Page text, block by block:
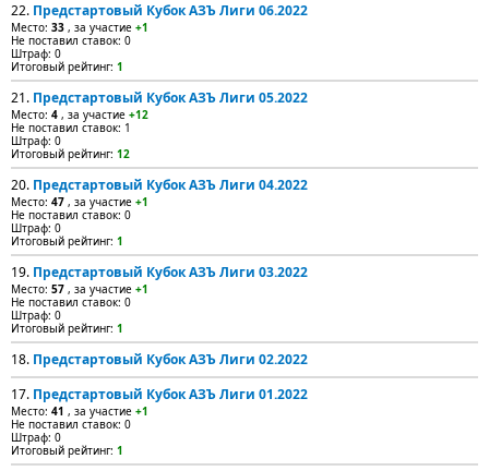
22. Предстартовый Кубок АЗЪ Лиги 06.2022
Место: 33 , за участие +1
Не поставил ставок: 0
Штраф: 0
Итоговый рейтинг: 1
21. Предстартовый Кубок АЗЪ Лиги 05.2022
Место: 4 , за участие +12
Не поставил ставок: 1
Штраф: 0
Итоговый рейтинг: 12
20. Предстартовый Кубок АЗЪ Лиги 04.2022
Место: 47 , за участие +1
Не поставил ставок: 0
Штраф: 0
Итоговый рейтинг: 1
19. Предстартовый Кубок АЗЪ Лиги 03.2022
Место: 57 , за участие +1
Не поставил ставок: 0
Штраф: 0
Итоговый рейтинг: 1
18. Предстартовый Кубок АЗЪ Лиги 02.2022
17. Предстартовый Кубок АЗЪ Лиги 01.2022
Место: 41 , за участие +1
Не поставил ставок: 0
Штраф: 0
Итоговый рейтинг: 1